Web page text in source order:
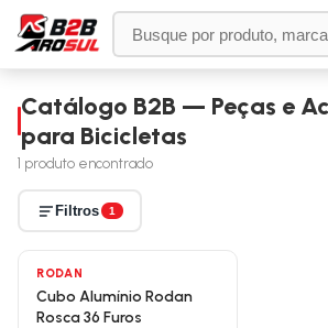
Catálogo B2B — Peças e
para Bicicletas
1 produto encontrado
Filtros 1
RODAN
Cubo Alumínio Rodan
Rosca 36 Furos